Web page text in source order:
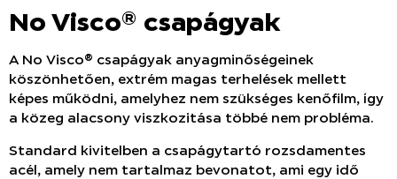
No Visco® csapágyak
A No Visco® csapágyak anyagminőségeinek
köszönhetően, extrém magas terhelések mellett
képes működni, amelyhez nem szükséges kenőfilm, így
a közeg alacsony viszkozitása többé nem probléma.
Standard kivitelben a csapágytartó rozsdamentes
acél, amely nem tartalmaz bevonatot, ami egy idő